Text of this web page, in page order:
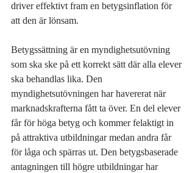
driver effektivt fram en betygsinflation för
att den är lönsam.
Betygssättning är en myndighetsutövning
som ska ske på ett korrekt sätt där alla elever
ska behandlas lika. Den
myndighetsutövningen har havererat när
marknadskrafterna fått ta över. En del elever
får för höga betyg och kommer felaktigt in
på attraktiva utbildningar medan andra får
för låga och spärras ut. Den betygsbaserade
antagningen till högre utbildningar har